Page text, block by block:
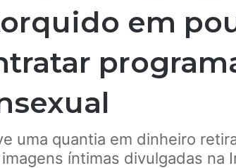
em
uma quantia em dinheiro
íntimas divulgadas na